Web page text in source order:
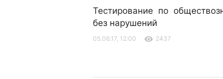
Тестирование по
без нарушений
05.06.17, 12:00 2437